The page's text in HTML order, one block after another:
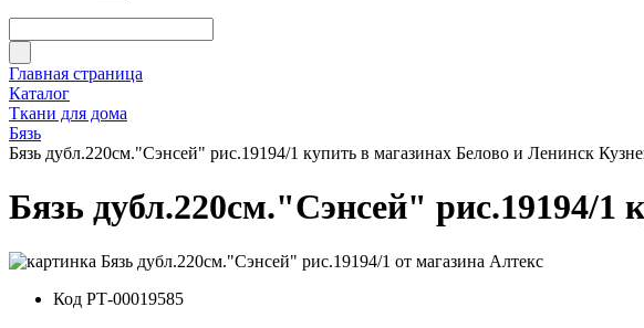
Главная страница
Каталог
Ткани для дома
Бязь
Бязь дубл.220см."Сэнсей" рис.19194/1 купить в магазинах Белово и Ленинск
Бязь дубл.220см."Сэнсей" рис.19194/1
Код РТ-00019585